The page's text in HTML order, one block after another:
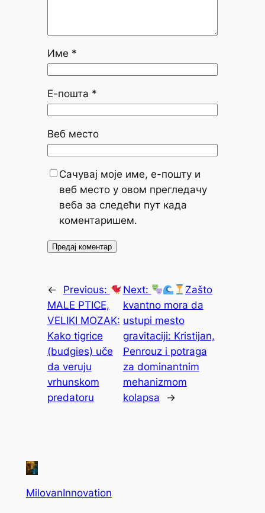
Име *
Е-пошта *
Веб место
Сачувај моје име, е-пошту и
веб место у овом прегледачу
веба за следећи пут када
коментаришем.
←
Previous:
MALE PTICE,
VELIKI MOZAK:
Kako tigrice
(budgies) uče
da veruju
vrhunskom
predatoru
Next:
Zašto
kvantno mora da
ustupi mesto
gravitaciji: Kristijan,
Penrouz i potraga
za dominantnim
mehanizmom
kolapsa
→
MilovanInnovation